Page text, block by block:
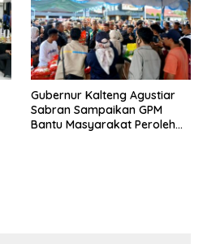
Gubernur Kalteng Agustiar
Sabran Sampaikan GPM
Bantu Masyarakat Peroleh